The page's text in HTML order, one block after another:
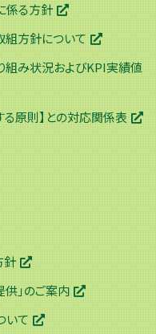
係る方針
組方針について
組み状況およびKPI実績値
原則】との対応関係表
針
」のご案内
いて